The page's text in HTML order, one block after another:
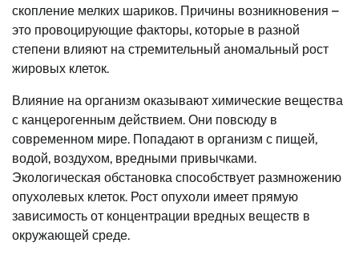
скопление мелких шариков. Причины возникновения –
это провоцирующие факторы, которые в разной
степени влияют на стремительный аномальный рост
жировых клеток.
Влияние на организм оказывают химические вещества
с канцерогенным действием. Они повсюду в
современном мире. Попадают в организм с пищей,
водой, воздухом, вредными привычками.
Экологическая обстановка способствует размножению
опухолевых клеток. Рост опухоли имеет прямую
зависимость от концентрации вредных веществ в
окружающей среде.